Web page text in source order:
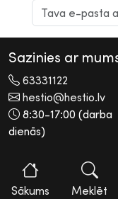
Sākums Meklēt
Sazinies ar
63331122
hestio@hestio.lv
8:30-17:00 (darba
dienās)
Visas tiesības